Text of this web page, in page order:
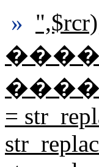
»
������
=